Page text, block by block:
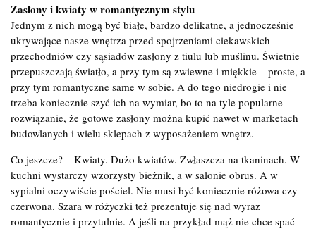
Zasłony i kwiaty w romantycznym stylu
Jednym z nich mogą być białe, bardzo delikatne, a jednocześnie
ukrywające nasze wnętrza przed spojrzeniami ciekawskich
przechodniów czy sąsiadów zasłony z tiulu lub muślinu. Świetnie
przepuszczają światło, a przy tym są zwiewne i miękkie – proste, a
przy tym romantyczne same w sobie. A do tego niedrogie i nie
trzeba koniecznie szyć ich na wymiar, bo to na tyle popularne
rozwiązanie, że gotowe zasłony można kupić nawet w marketach
budowlanych i wielu sklepach z wyposażeniem wnętrz.
Co jeszcze? – Kwiaty. Dużo kwiatów. Zwłaszcza na tkaninach. W
kuchni wystarczy wzorzysty bieżnik, a w salonie obrus. A w
sypialni oczywiście pościel. Nie musi być koniecznie różowa czy
czerwona. Szara w różyczki też prezentuje się nad wyraz
romantycznie i przytulnie. A jeśli na przykład mąż nie chce spać